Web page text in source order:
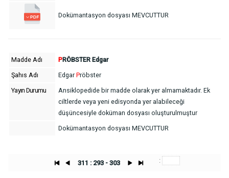
Dokümantasyon dosyası MEVCUTTUR
Madde Adı PRÖBSTER Edgar
Şahıs Adı
Edgar Pröbster
Yayın Durumu
Ansiklopedide bir madde olarak yer almamaktadır. Ek
ciltlerde veya yeni edisyonda yer alabileceği
düşüncesiyle doküman dosyası oluşturulmuştur
Dokümantasyon dosyası MEVCUTTUR
311 : 293 - 303 :